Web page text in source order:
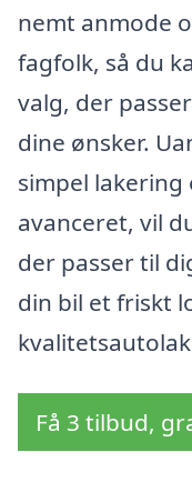
nemt anmode
fagfolk, så du
valg, der
dine ønsker.
simpel
avanceret, vil
der passer til
din bil et friskt
Få 3 tilbud,